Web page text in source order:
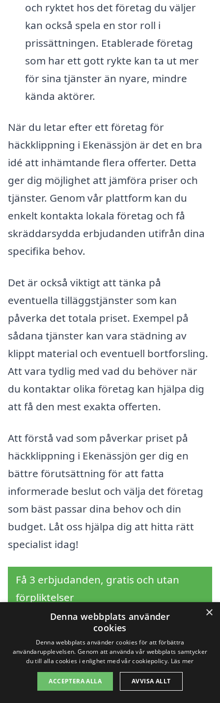
och ryktet hos det företag du väljer
kan också spela en stor roll i
prissättningen. Etablerade företag
som har ett gott rykte kan ta ut mer
för sina tjänster än nyare, mindre
kända aktörer.
När du letar efter ett företag för
häckklippning i Ekenässjön är det en bra
idé att inhämtande flera offerter. Detta
ger dig möjlighet att jämföra priser och
tjänster. Genom vår plattform kan du
enkelt kontakta lokala företag och få
skräddarsydda erbjudanden utifrån dina
specifika behov.
Det är också viktigt att tänka på
eventuella tilläggstjänster som kan
påverka det totala priset. Exempel på
sådana tjänster kan vara städning av
klippt material och eventuell bortforsling.
Att vara tydlig med vad du behöver när
du kontaktar olika företag kan hjälpa dig
att få den mest exakta offerten.
Att förstå vad som påverkar priset på
häckklippning i Ekenässjön ger dig en
bättre förutsättning för att fatta
informerade beslut och välja det företag
som bäst passar dina behov och din
budget. Låt oss hjälpa dig att hitta rätt
specialist idag!
Få 3 erbjudanden, gratis och utan
förpliktelser
Sök efter professionell
häckklippning i andra
städer nära Ekenässjön
×
Denna webbplats använder
cookies
Denna webbplats använder cookies för att förbättra
användarupplevelsen. Genom att använda vår webbplats samtycker
du till alla cookies i enlighet med vår cookiepolicy. Läs mer
ACCEPTERA ALLA AVVISA ALLT